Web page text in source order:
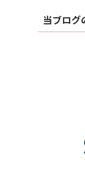
当ブログ